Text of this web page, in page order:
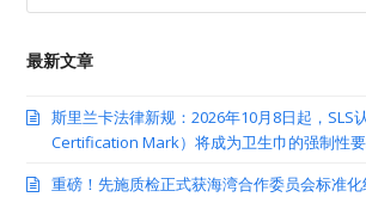
最新文章
斯里兰卡法律新规：2026年10月8日起，SLS
Certification Mark）将成为卫生巾的强制性要
重磅！先施质检正式获海湾合作委员会标准